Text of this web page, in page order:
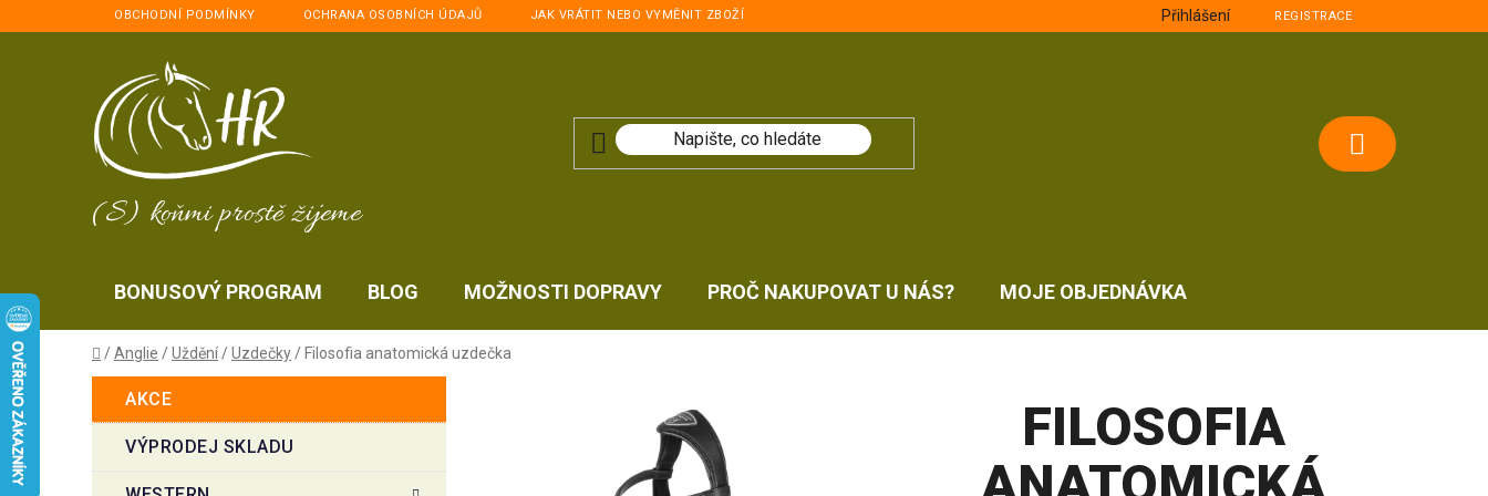
na
OBCHODNÍ PODMÍNKY OCHRANA OSOBNÍCH ÚDAJŮ JAK VRÁTIT NEBO VYMĚNIT ZBOŽÍ Přihlášení REGISTRACE
(S) koňmi prostě žijeme
NÁKUPNÍ
BONUSOVÝ PROGRAM BLOG MOŽNOSTI DOPRAVY PROČ NAKUPOVAT U NÁS? MOJE OBJEDNÁVKA
Domů
/Anglie /Uždění /Uzdečky / Filosofia anatomická uzdečka
o
t
kategorie
AKCE
VÝPRODEJ SKLADU
FILOSOFIA